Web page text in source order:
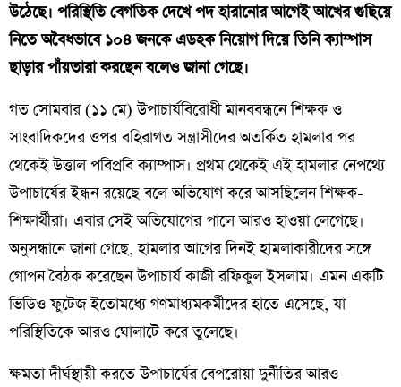
উঠেছে। পরিস্থিতি বেগতিক দেখে পদ হারানোর আগেই আখের গুছিয়ে
নিতে অবৈধভাবে ১০৪ জনকে এডহক নিয়োগ দিয়ে তিনি ক্যাম্পাস
ছাড়ার পাঁয়তারা করছেন বলেও জানা গেছে।
​গত সোমবার (১১ মে) উপাচার্যবিরোধী মানববন্ধনে শিক্ষক ও
সাংবাদিকদের ওপর বহিরাগত সন্ত্রাসীদের অতর্কিত হামলার পর
থেকেই উত্তাল পবিপ্রবি ক্যাম্পাস। প্রথম থেকেই এই হামলার নেপথ্যে
উপাচার্যের ইন্ধন রয়েছে বলে অভিযোগ করে আসছিলেন শিক্ষক-
শিক্ষার্থীরা। এবার সেই অভিযোগের পালে আরও হাওয়া লেগেছে।
অনুসন্ধানে জানা গেছে, হামলার আগের দিনই হামলাকারীদের সঙ্গে
গোপন বৈঠক করেছেন উপাচার্য কাজী রফিকুল ইসলাম। এমন একটি
ভিডিও ফুটেজ ইতোমধ্যে গণমাধ্যমকর্মীদের হাতে এসেছে, যা
পরিস্থিতিকে আরও ঘোলাটে করে তুলেছে।
​ক্ষমতা দীর্ঘস্থায়ী করতে উপাচার্যের বেপরোয়া দুর্নীতির আরও